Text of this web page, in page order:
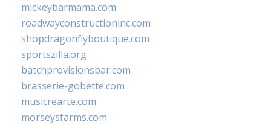
mickeybarmama.com
roadwayconstructioninc.com
shopdragonflyboutique.com
sportszilla.org
batchprovisionsbar.com
brasserie-gobette.com
musicrearte.com
morseysfarms.com